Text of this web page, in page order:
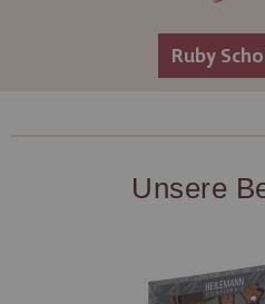
Ruby
Unsere